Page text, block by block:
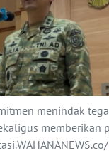
menindak
memberikan